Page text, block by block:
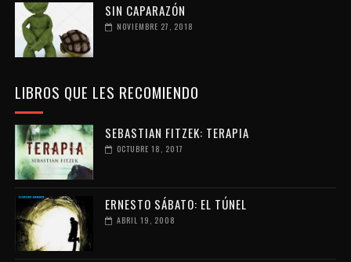
SIN CAPARAZÓN
NOVIEMBRE 27, 2018
LIBROS QUE LES RECOMIENDO
SEBASTIAN FITZEK: TERAPIA
OCTUBRE 18, 2017
ERNESTO SÁBATO: EL TÚNEL
ABRIL 19, 2008